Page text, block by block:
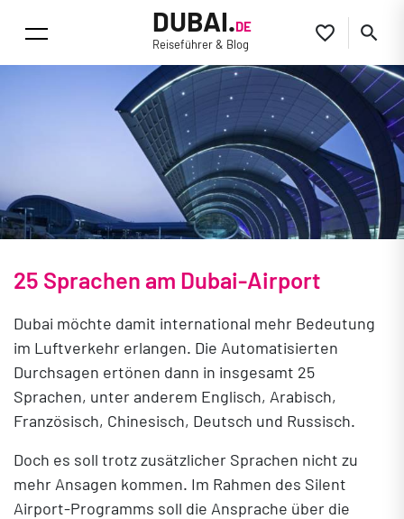
DUBAI.DE
Reiseführer & Blog  
25 Sprachen am Dubai-Airport
Dubai möchte damit international mehr Bedeutung
im Luftverkehr erlangen. Die Automatisierten
Durchsagen ertönen dann in insgesamt 25
Sprachen, unter anderem Englisch, Arabisch,
Französisch, Chinesisch, Deutsch und Russisch.
Doch es soll trotz zusätzlicher Sprachen nicht zu
mehr Ansagen kommen. Im Rahmen des Silent
Airport-Programms soll die Ansprache über die